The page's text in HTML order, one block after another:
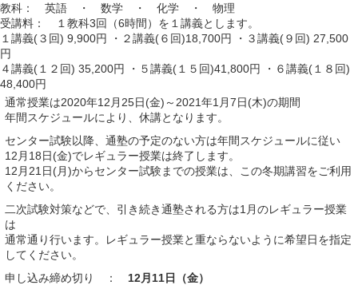
教科： 英語 ・ 数学 ・ 化学 ・ 物理
受講料： １教科3回（6時間）を１講義とします。
１講義(３回) 9,900円 ・２講義(６回)18,700円 ・３講義(９回) 27,500
円
４講義(１２回) 35,200円 ・５講義(１５回)41,800円 ・６講義(１８回)
48,400円
通常授業は2020年12月25日(金)～2021年1月7日(木)の期間
年間スケジュールにより、休講となります。
センター試験以降、通塾の予定のない方は年間スケジュールに従い
12月18日(金)でレギュラー授業は終了します。
12月21日(月)からセンター試験までの授業は、この冬期講習をご利用
ください。
二次試験対策などで、引き続き通塾される方は1月のレギュラー授業
は
通常通り行います。レギュラー授業と重ならないように希望日を指定
してください。
申し込み締め切り ： 12月11日（金）